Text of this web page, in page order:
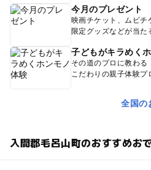
今月のプレゼント
映画チケット、ムビチ
限定グッズなどが当た
子どもがキラめく
その道のプロに教わる
こだわりの親子体験プ
全国の
入間郡毛呂山町のおすすめお